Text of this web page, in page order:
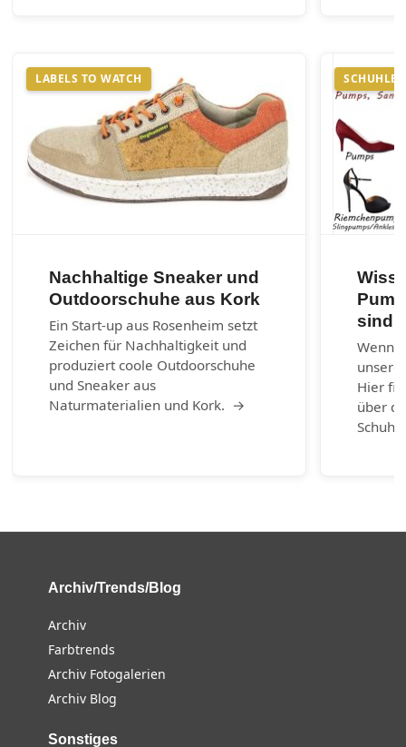
LABELS TO WATCH
Nachhaltige Sneaker und
Outdoorschuhe aus Kork
Ein Start-up aus Rosenheim setzt
Zeichen für Nachhaltigkeit und
produziert coole Outdoorschuhe
und Sneaker aus
Naturmaterialien und Kork. →
sind?
Wenn
Hier
über
Archiv/Trends/Blog
Archiv
Farbtrends
Archiv Fotogalerien
Archiv Blog
Sonstiges